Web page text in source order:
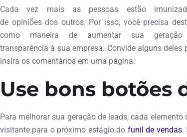
Cada vez mais as pessoas estão
de opiniões dos outros. Por isso, você precisa
como maneira de aumentar sua
transparência à sua empresa. Convide alguns
insira os comentários em uma página.
Use bons botões
Para melhorar sua geração de leads, cada
visitante para o próximo estágio do funil de vendas.